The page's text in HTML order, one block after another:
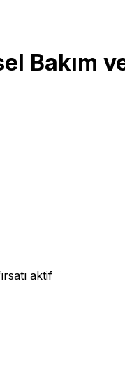
Bakım
aktif